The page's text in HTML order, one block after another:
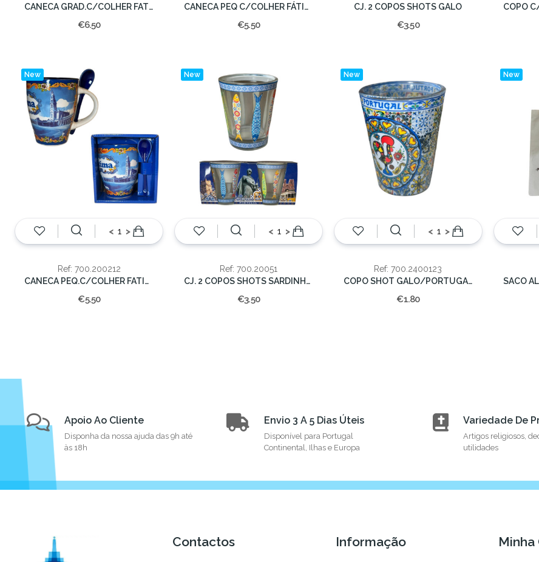
CANECA GRAD.C/COLHER FATIMA 13cm
€6.50
< >
New
Ref: 700.200212
CANECA PEQ.C/COLHER FATIMA 9.5cm
€5.50
CANECA PEQ C/COLHER FÁTIMA AZUL 9.5CM
€5.50
< >
New
Ref: 700.20051
CJ. 2 COPOS SHOTS SARDINHAS
€3.50
CJ. 2 COPOS SHOTS GALO
€3.50
< >
New
Ref: 700.2400123
COPO SHOT GALO/PORTUGAL
€1.80
New
Apoio Ao Cliente
Disponha da nossa ajuda das 9h até
às 18h
Envio 3 A 5 Dias Úteis
Disponível para Portugal
Continental, Ilhas e Europa
Variedade De
Artigos religiosos,
utilidades
Contactos Informação Minha